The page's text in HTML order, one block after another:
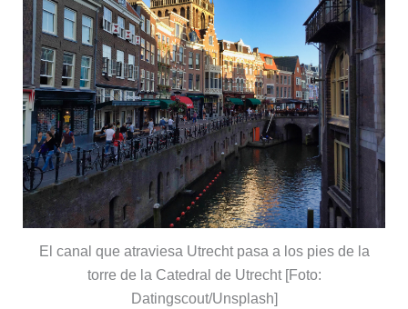
El canal que atraviesa Utrecht pasa a los pies de la
torre de la Catedral de Utrecht [Foto:
Datingscout/Unsplash]